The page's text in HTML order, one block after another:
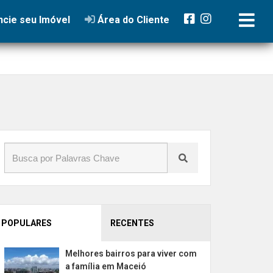
seu Imóvel Área do Cliente
POPULARES RECENTES
Melhores bairros para viver com
a família em Maceió